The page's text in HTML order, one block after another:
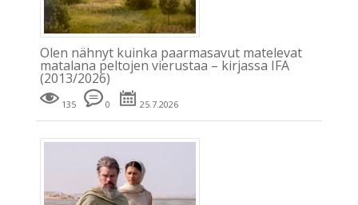
Olen nähnyt kuinka paarmasavut matelevat
matalana peltojen vierustaa – kirjassa IFA
(2013/2026)
135 0 25.7.2026